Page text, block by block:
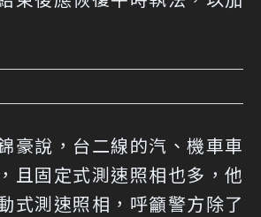
豪說，台二線的汽、機車車
且固定式測速照相也多，他
式測速照相，呼籲警方除了